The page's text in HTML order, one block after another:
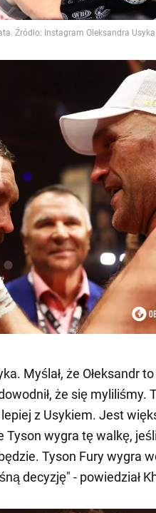
Myślał, że Ołeksandr
że się myliliśmy.
z Usykiem. Jest
Tyson wygra tę walkę,
Tyson Fury wygra
decyzję" - powiedział